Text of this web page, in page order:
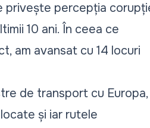
privește percepția
10 ani. În ceea ce
am avansat cu 14 locuri
de transport cu Europa,
și iar rutele